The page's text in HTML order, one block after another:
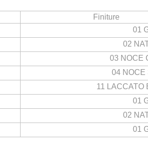
Finiture
01
02
03 NOCE
04 NOCE
11 LACCATO
01
02
01